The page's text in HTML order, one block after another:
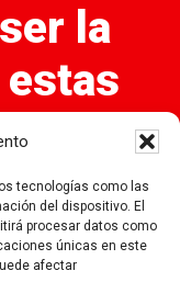
tecnologías como las
del dispositivo. El
procesar datos como
únicas en este
afectar
la
quieres en tu